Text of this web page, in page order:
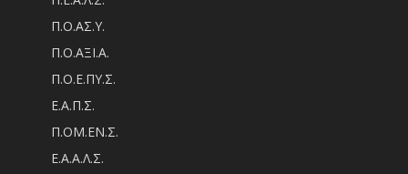
Π.Ο.ΑΣ.Υ.
Π.Ο.ΑΞΙ.Α.
Π.Ο.Ε.ΠΥ.Σ.
Ε.Α.Π.Σ.
Π.ΟM.EN.Σ.
Ε.Α.Α.Λ.Σ.